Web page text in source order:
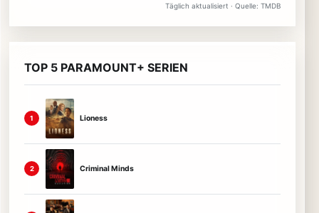
Täglich aktualisiert · Quelle: TMDB
TOP 5 PARAMOUNT+ SERIEN
1 Lioness
2 Criminal Minds